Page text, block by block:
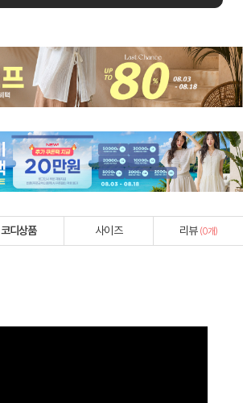
코디상품 사이즈 리뷰 (0개)